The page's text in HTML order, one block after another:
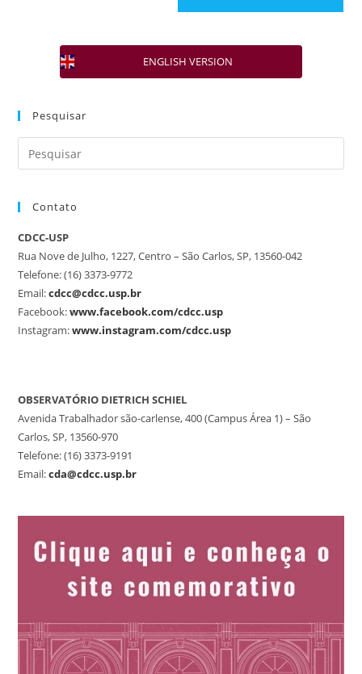
ENGLISH VERSION
Pesquisar
Contato
CDCC-USP
Rua Nove de Julho, 1227, Centro – São Carlos, SP, 13560-042
Telefone: (16) 3373-9772
Email:cdcc@cdcc.usp.br
Facebook:www.facebook.com/cdcc.usp
Instagram:www.instagram.com/cdcc.usp
OBSERVATÓRIO DIETRICH SCHIEL
Avenida Trabalhador são-carlense, 400 (Campus Área 1) – São
Carlos, SP, 13560-970
Telefone: (16) 3373-9191
Email:cda@cdcc.usp.br